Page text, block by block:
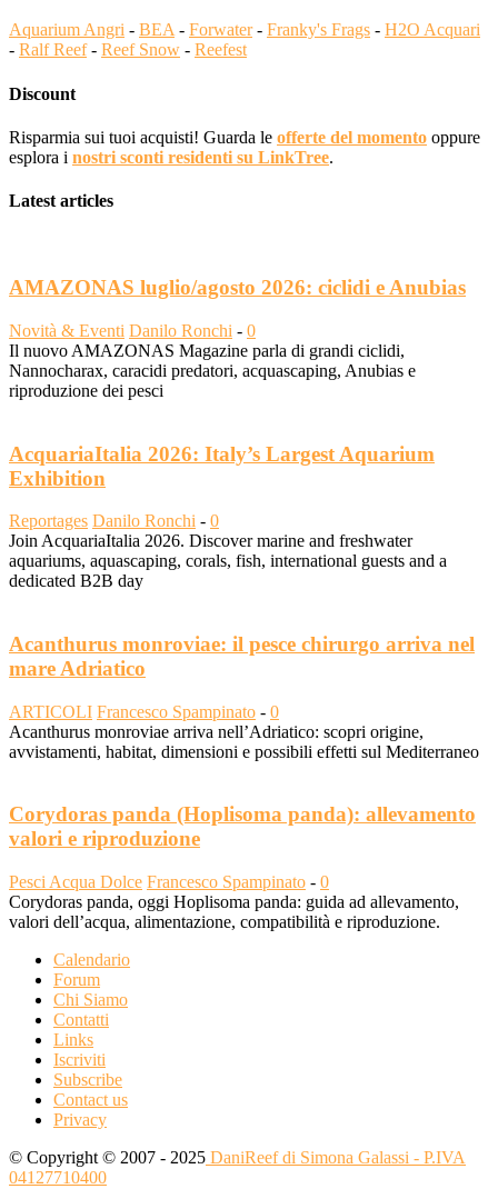
Aquarium Angri - BEA - Forwater- Franky's Frags - H2O Acquari
- Ralf Reef- Reef Snow - Reefest
Discount
Risparmia sui tuoi acquisti! Guarda le offerte del momento oppure
esplora i nostri sconti residenti su LinkTree.
Latest articles
AMAZONAS luglio/agosto 2026: ciclidi e Anubias
Novità & Eventi Danilo Ronchi - 0
Il nuovo AMAZONAS Magazine parla di grandi ciclidi,
Nannocharax, caracidi predatori, acquascaping, Anubias e
riproduzione dei pesci
AcquariaItalia 2026: Italy’s Largest Aquarium
Exhibition
Reportages Danilo Ronchi - 0
Join AcquariaItalia 2026. Discover marine and freshwater
aquariums, aquascaping, corals, fish, international guests and a
dedicated B2B day
Acanthurus monroviae: il pesce chirurgo arriva nel
mare Adriatico
ARTICOLI Francesco Spampinato - 0
Acanthurus monroviae arriva nell’Adriatico: scopri origine,
avvistamenti, habitat, dimensioni e possibili effetti sul Mediterraneo
Corydoras panda (Hoplisoma panda): allevamento
valori e riproduzione
Pesci Acqua Dolce Francesco Spampinato - 0
Corydoras panda, oggi Hoplisoma panda: guida ad allevamento,
valori dell’acqua, alimentazione, compatibilità e riproduzione.
Calendario
Forum
Chi Siamo
Contatti
Links
Iscriviti
Subscribe
Contact us
Privacy
© Copyright © 2007 - 2025 DaniReef di Simona Galassi - P.IVA
04127710400